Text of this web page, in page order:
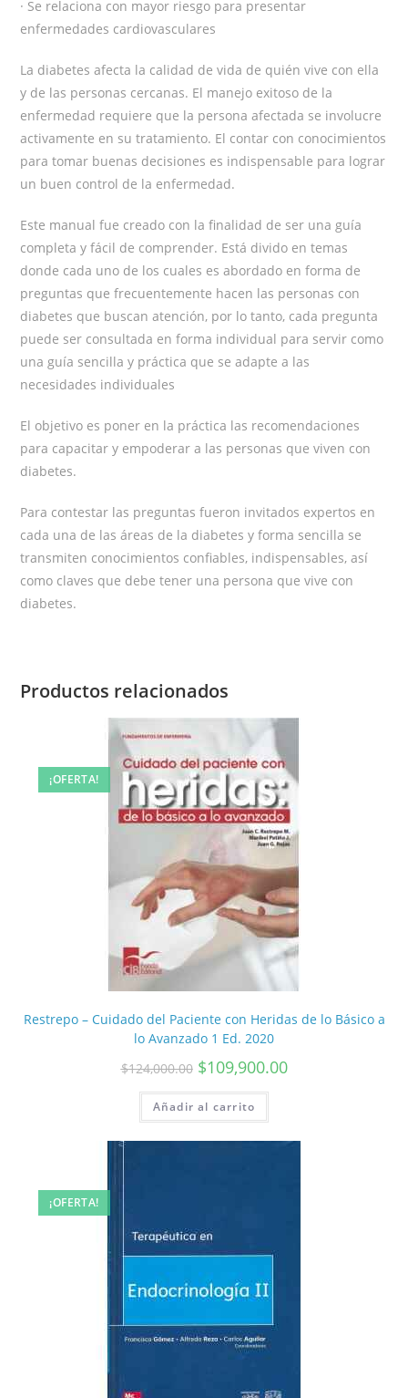
· Se relaciona con mayor riesgo para presentar
enfermedades cardiovasculares
La diabetes afecta la calidad de vida de quién vive con ella
y de las personas cercanas. El manejo exitoso de la
enfermedad requiere que la persona afectada se involucre
activamente en su tratamiento. El contar con conocimientos
para tomar buenas decisiones es indispensable para lograr
un buen control de la enfermedad.
Este manual fue creado con la finalidad de ser una guía
completa y fácil de comprender. Está divido en temas
donde cada uno de los cuales es abordado en forma de
preguntas que frecuentemente hacen las personas con
diabetes que buscan atención, por lo tanto, cada pregunta
puede ser consultada en forma individual para servir como
una guía sencilla y práctica que se adapte a las
necesidades individuales
El objetivo es poner en la práctica las recomendaciones
para capacitar y empoderar a las personas que viven con
diabetes.
Para contestar las preguntas fueron invitados expertos en
cada una de las áreas de la diabetes y forma sencilla se
transmiten conocimientos confiables, indispensables, así
como claves que debe tener una persona que vive con
diabetes.
Productos relacionados
¡OFERTA!
Restrepo – Cuidado del Paciente con Heridas de lo Básico a
lo Avanzado 1 Ed. 2020
$124,000.00 $109,900.00
Añadir al carrito
¡OFERTA!